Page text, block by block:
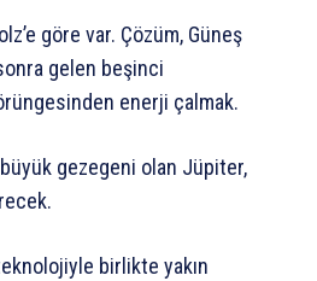
göre var. Çözüm, Güneş
gelen beşinci
enerji çalmak.
gezegeni olan Jüpiter,
birlikte yakın